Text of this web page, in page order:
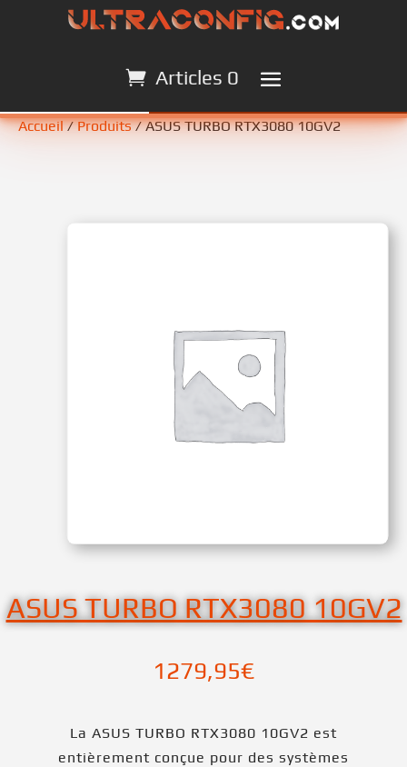
Articles 0
Articles 0
Accueil/Produits/ ASUS TURBO RTX3080 10GV2
ASUS TURBO RTX3080 10GV2
1279,95€
La ASUS TURBO RTX3080 10GV2 est
entièrement conçue pour des systèmes